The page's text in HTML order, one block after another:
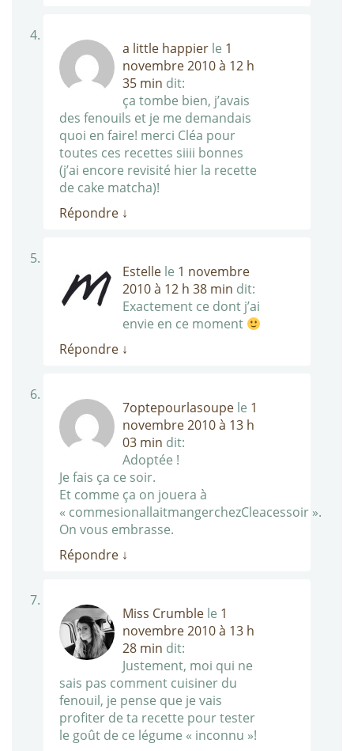
a little happier le 1
novembre 2010 à 12 h
35 min dit:
ça tombe bien, j’avais
des fenouils et je me demandais
quoi en faire! merci Cléa pour
toutes ces recettes siiii bonnes
(j’ai encore revisité hier la recette
de cake matcha)!
Répondre ↓
Estelle le 1 novembre
2010 à 12 h 38 min dit:
Exactement ce dont j’ai
envie en ce moment
Répondre ↓
7optepourlasoupe le 1
novembre 2010 à 13 h
03 min dit:
Adoptée !
Je fais ça ce soir.
Et comme ça on jouera à
« commesionallaitmangerchezCleacessoir ».
On vous embrasse.
Répondre ↓
Miss Crumble le 1
novembre 2010 à 13 h
28 min dit:
Justement, moi qui ne
sais pas comment cuisiner du
fenouil, je pense que je vais
profiter de ta recette pour tester
le goût de ce légume « inconnu »!